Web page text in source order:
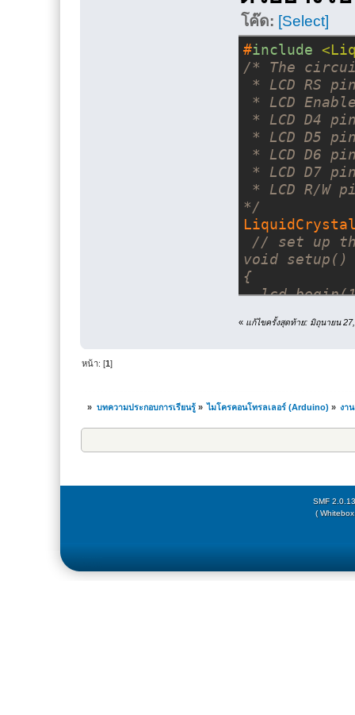
}
void loop()
{
char key =
if (key !=
{
}
โค๊ด: [Select]
#include
/* The
* LCD RS
* LCD
* LCD D4
* LCD D5
* LCD D6
* LCD D7
* LCD R/W
*/
// set up
void setup()
{
number of
}
« แก้ไขครั้งสุดท้าย: มิถุนายน
หน้า: [1]
» บทความประกอบการเรียนรู้» ไมโครคอนโทรลเลอร์ (Arduino) » งา
SMF 2.0.13
(